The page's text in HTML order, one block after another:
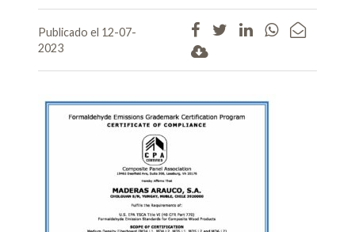
Publicado el 12-07-
2023